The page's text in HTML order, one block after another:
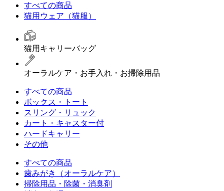
すべての商品
猫用ウェア（猫服）
猫用キャリーバッグ
オーラルケア・お手入れ・お掃除用品
すべての商品
ボックス・トート
スリング・リュック
カート・キャスター付
ハードキャリー
その他
すべての商品
歯みがき（オーラルケア）
掃除用品・除菌・消臭剤